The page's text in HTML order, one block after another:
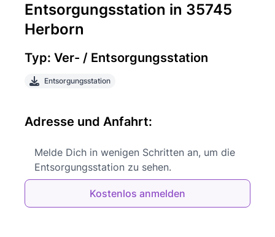
Entsorgungsstation in 35745
Herborn
Typ: Ver- / Entsorgungsstation
Entsorgungsstation
Adresse und Anfahrt:
Melde Dich in wenigen Schritten an, um die
Entsorgungsstation zu sehen.
Kostenlos anmelden